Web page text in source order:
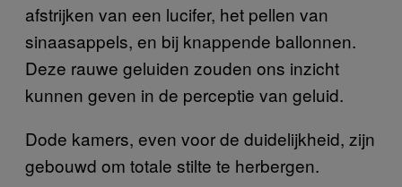
afstrijken van een lucifer, het pellen van
sinaasappels, en bij knappende ballonnen.
Deze rauwe geluiden zouden ons inzicht
kunnen geven in de perceptie van geluid.
Dode kamers, even voor de duidelijkheid, zijn
gebouwd om totale stilte te herbergen.